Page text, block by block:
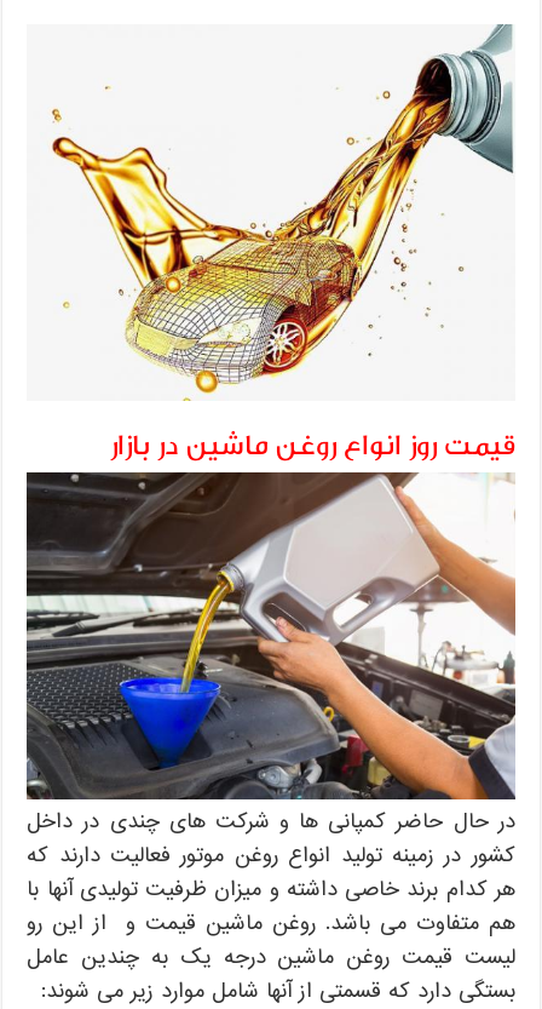
قیمت روز انواع روغن ماشین در بازار
در حال حاضر کمپانی ها و شرکت های چندی در داخل
کشور در زمینه تولید انواع روغن موتور فعالیت دارند که
هر کدام برند خاصی داشته و میزان ظرفیت تولیدی آنها با
هم متفاوت می باشد. روغن ماشین قیمت و از این رو
لیست قیمت روغن ماشین درجه یک به چندین عامل
بستگی دارد که قسمتی از آنها شامل موارد زیر می شوند: